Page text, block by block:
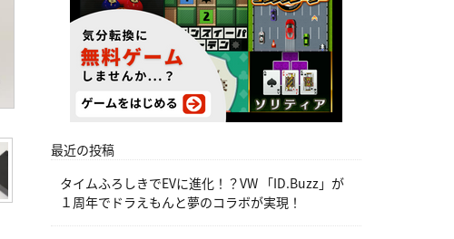
最近の投稿
タイムふろしきでEVに進化！？VW 「ID.Buzz」が
１周年でドラえもんと夢のコラボが実現！